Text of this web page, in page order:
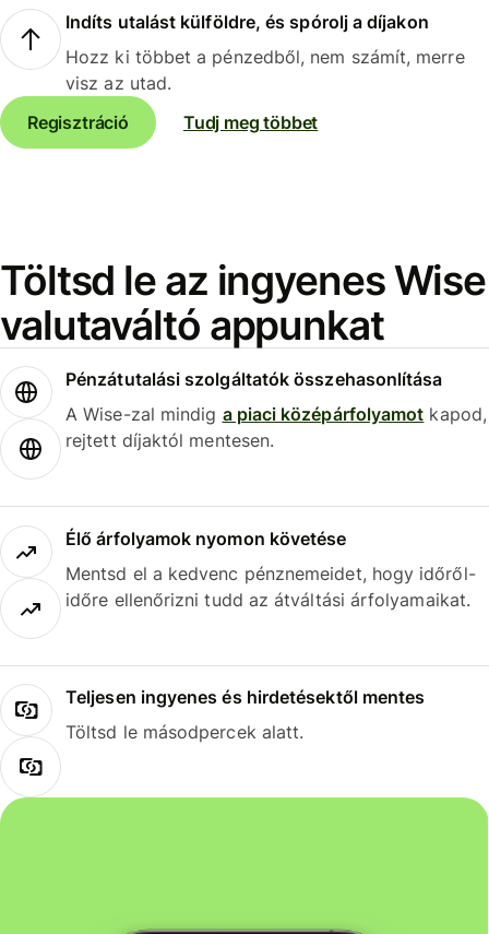
Indíts utalást külföldre, és spórolj a díjakon
Hozz ki többet a pénzedből, nem számít, merre
visz az utad.
Regisztráció
Tudj meg többet
Töltsd le az ingyenes Wise
valutaváltó appunkat
Pénzátutalási szolgáltatók összehasonlítása
A Wise-zal mindig a piaci középárfolyamot kapod,
rejtett díjaktól mentesen.
Élő árfolyamok nyomon követése
Mentsd el a kedvenc pénznemeidet, hogy időről-
időre ellenőrizni tudd az átváltási árfolyamaikat.
Teljesen ingyenes és hirdetésektől mentes
Töltsd le másodpercek alatt.